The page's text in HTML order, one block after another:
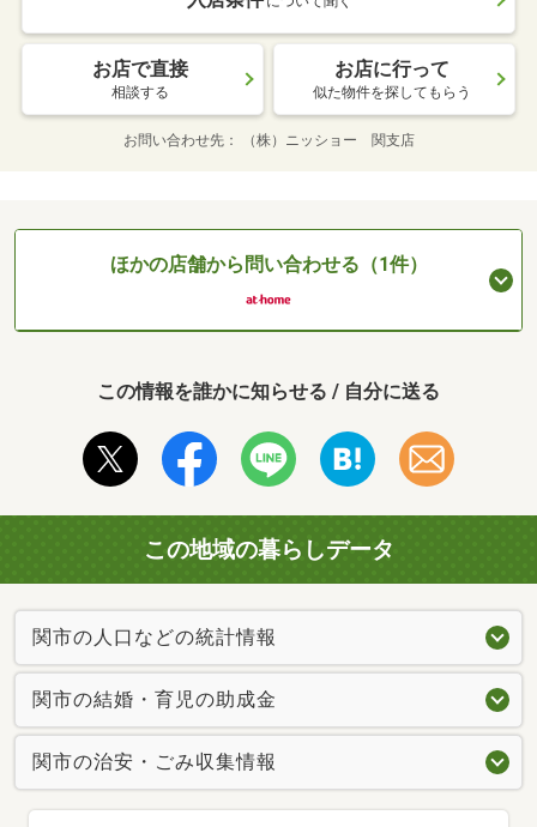
お店で直接
相談する
お店に行って
似た物件を探してもらう
お問い合わせ先 （株）ニッショー 関支店
ほかの店舗から問い合わせる（1件）
この情報を誰かに知らせる / 自分に送る
この地域の暮らしデータ
関市の人口などの統計情報
関市の結婚・育児の助成金
関市の治安・ごみ収集情報